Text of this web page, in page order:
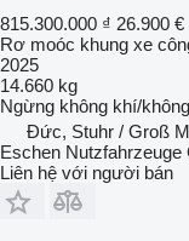
815.300.000 ₫ 26.900 €
Rơ moóc khung xe
2025
14.660 kg
Ngừng không khí/
Đức, Stuhr / Groß
Eschen Nutzfahrzeuge
Liên hệ với người bán